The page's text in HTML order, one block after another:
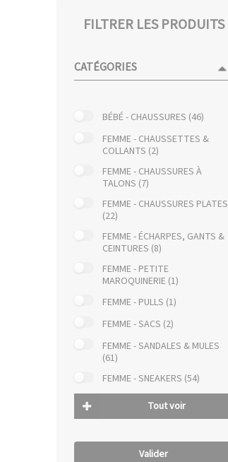
FILTRER LES PRODUITS
CATÉGORIES
BÉBÉ - CHAUSSURES (46)
FEMME - CHAUSSETTES &
COLLANTS (2)
FEMME - CHAUSSURES À
TALONS (7)
FEMME - CHAUSSURES PLATES
(22)
FEMME - ÉCHARPES, GANTS &
CEINTURES (8)
FEMME - PETITE
MAROQUINERIE (1)
FEMME - PULLS (1)
FEMME - SACS (2)
FEMME - SANDALES & MULES
(61)
FEMME - SNEAKERS (54)
Tout voir
Valider